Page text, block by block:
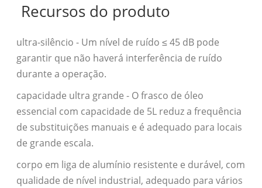
Recursos do produto
ultra-silêncio - Um nível de ruído ≤ 45 dB pode
garantir que não haverá interferência de ruído
durante a operação.
capacidade ultra grande - O frasco de óleo
essencial com capacidade de 5L reduz a frequência
de substituições manuais e é adequado para locais
de grande escala.
corpo em liga de alumínio resistente e durável, com
qualidade de nível industrial, adequado para vários